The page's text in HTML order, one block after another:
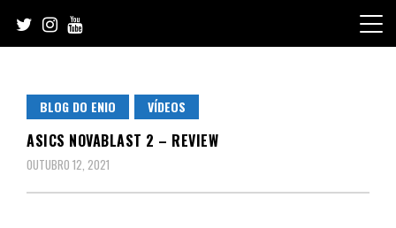
content
BLOG DO ENIO VÍDEOS
ASICS NOVABLAST 2 – REVIEW
OUTUBRO 12, 2021